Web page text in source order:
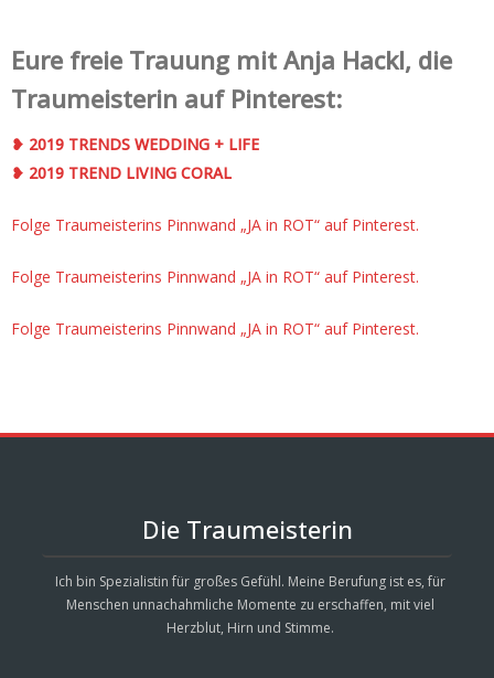
Eure freie Trauung mit Anja Hackl, die
Traumeisterin auf Pinterest:
❥ 2019 TRENDS WEDDING + LIFE
❥ 2019 TREND LIVING CORAL
Folge Traumeisterins Pinnwand „JA in ROT“ auf Pinterest.
Folge Traumeisterins Pinnwand „JA in ROT“ auf Pinterest.
Folge Traumeisterins Pinnwand „JA in ROT“ auf Pinterest.
Die Traumeisterin
Ich bin Spezialistin für großes Gefühl. Meine Berufung ist es, für
Menschen unnachahmliche Momente zu erschaffen, mit viel
Herzblut, Hirn und Stimme.